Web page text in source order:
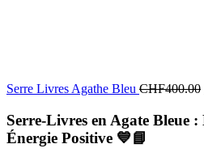
Serre Livres Agathe Bleu CHF400.00
Serre-Livres en Agate Bleue
Énergie Positive 💙📘